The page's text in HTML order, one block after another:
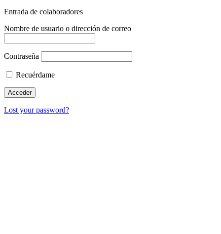
Entrada de colaboradores
Nombre de usuario o dirección de correo
Contraseña
Recuérdame
Lost your password?